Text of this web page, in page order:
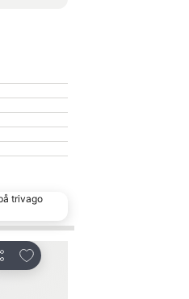
trivago
Lägg till i Mina Favoriter